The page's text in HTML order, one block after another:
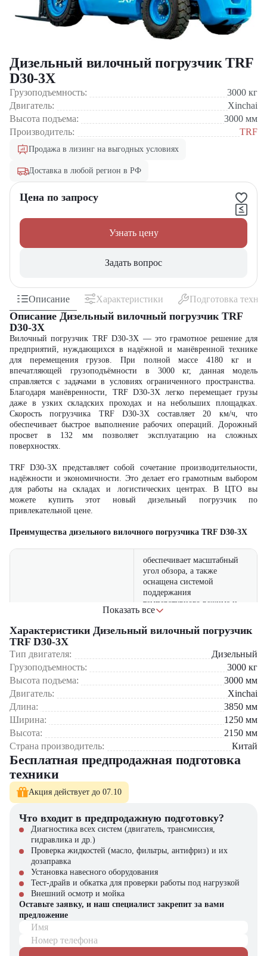
Дизельный вилочный погрузчик TRF
D30-3X
Грузоподъемность: 3000 кг
Двигатель:
Xinchai
Высота подъема:
3000 мм
Производитель:
TRF
Продажа в лизинг на выгодных условиях
Доставка в любой регион в РФ
Цена по запросу
Узнать цену
Задать вопрос
Описание Характеристики Подготовка
Описание Дизельный вилочный погрузчик TRF
D30-3X
Вилочный погрузчик TRF D30-3X —это грамотное решение для
предприятий, нуждающихся в надёжной и манёвренной технике
для перемещения грузов. При полной массе 4180 кг и
впечатляющей грузоподъёмности в 3000 кг, даннаямодель
справляется с задачами в условиях ограниченного пространства.
Благодаря манёвренности, TRF D30-3X легко перемещает грузы
даже в узких складских проходах и на небольших площадках.
Скоростьпогрузчика TRF D30-3X составляет 20 км/ч, что
обеспечивает быстрое выполнение рабочих операций. Дорожный
просвет в 132 мм позволяет эксплуатациюна сложных
поверхностях.
TRF D30-3X представляет собой сочетание производительности,
надёжности и экономичности. Это делает его грамотным выбором
для работы на складах и логистических центрах. В ЦТО вы
можете купить этот новый дизельный погрузчикпо
привлекательной цене.
Преимущества дизельного вилочного погрузчика TRF D30-3X
обеспечивает масштабный
угол обзора, а также
оснащена системой
поддержания
температурного режима и
освещения. Регулируемое
сиденье гарантирует
комфорт оператора в
повышая безопасность
Экономичность
обслуживания
TRF D30 3X невысока, а
необходимые запчасти
всегдав наличии в РФ, что
простоя и снижает траты на
Выгодное соотношение
производительности и
надёжности.
Современный внешний вид
самобытный дизайн и
Энергоэффективность
оптимизированная
конструкция гидравлики,
чувствительной к
Показать все
Характеристики Дизельный вилочный погрузчик
TRF D30-3X
Тип двигателя:
Дизельный
Грузоподъемность:
3000 кг
Высота подъема:
3000 мм
Двигатель:
Xinchai
Длина:
3850 мм
Ширина:
1250 мм
Высота:
2150 мм
Страна производитель:
Китай
Бесплатная предпродажная подготовка
техники
Акция действует до 07.10
Что входит в предпродажную подготовку?
Диагностика всех систем (двигатель, трансмиссия,
гидравлика и др.)
Проверка жидкостей (масло, фильтры, антифриз) и их
дозаправка
Установка навесного оборудования
Тест-драйв и обкатка для проверки работы под нагрузкой
Внешний осмотр и мойка
Оставьте заявку, и наш специалист закрепит за вами
предложение
Имя
Номер телефона